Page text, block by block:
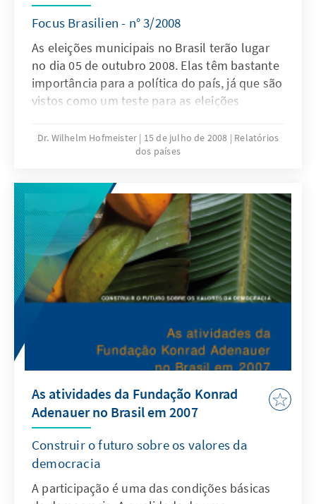
Focus Brasilien - n° 3/2008
As eleições municipais no Brasil terão lugar
no dia 05 de outubro 2008. Elas têm bastante
importância para a política do país, já que são
vistos como um teste para as eleições
começaram suas campanhas e envolveram
diferentes estratégias que poderiam ser
federais. A coalizão do governo acha que
poderá aproveitar da popularidade do
Presidente Lula da Silva, mas também outros,
como por exemplo os representantes da
Igreja Universal do Reino de Deus, calculam
que vão ganhar mais votos. A terceira
publicação de Focus Brasilien nesse ano
estratégias dos partidos e candidatos frente
às eleições. Focus Brasilien é publicado
Dr. Wilhelm Hofmeister 15 de julho de 2008
Relatórios
dos países
As atividades da Fundação Konrad
Adenauer no Brasil em 2007
Construir o futuro sobre os valores da
democracia
A participação é uma das condições básicas